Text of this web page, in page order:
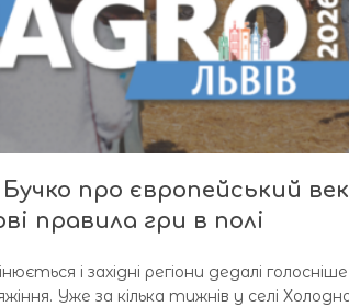
Бучко про європейський
правила гри в полі
і західні регіони дедалі
Уже за кілька тижнів у селі